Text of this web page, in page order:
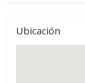
Ubicación